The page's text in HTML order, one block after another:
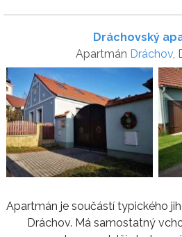
Dráchovský
Apartmán Dráchov,
Apartmán je součástí typického
Dráchov. Má samostatný